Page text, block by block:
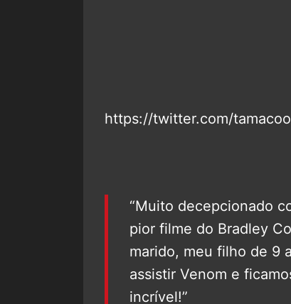
https://twitter.com/
“Muito decepcionado
pior filme do Bradley
marido, meu filho de 9
assistir Venom e
incrível!”